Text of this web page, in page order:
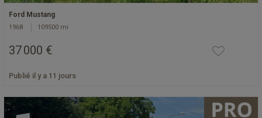
Ford Mustang
1968 109500 mi
37 000 €
Publié il y a 11 jours